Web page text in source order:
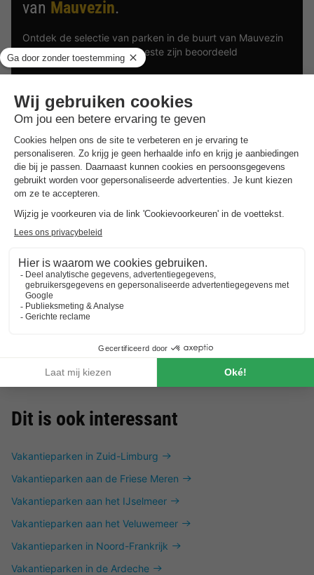
van Mauvezin.
Ontdek de selectie van parken in de buurt van Mauvezin
die door onze gasten als beste zijn beoordeeld
Dit is ook interessant
Vakantieparken in Zuid-Limburg
Vakantieparken aan de Friese Meren
Vakantieparken aan het IJselmeer
Vakantieparken aan het Veluwemeer
Vakantieparken in Noord-Frankrijk
Vakantieparken in de Ardeche